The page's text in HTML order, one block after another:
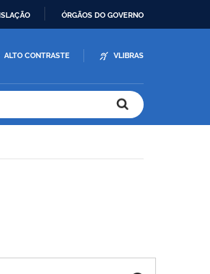
ÓRGÃOS DO GOVERNO
ALTO CONTRASTE VLIBRAS